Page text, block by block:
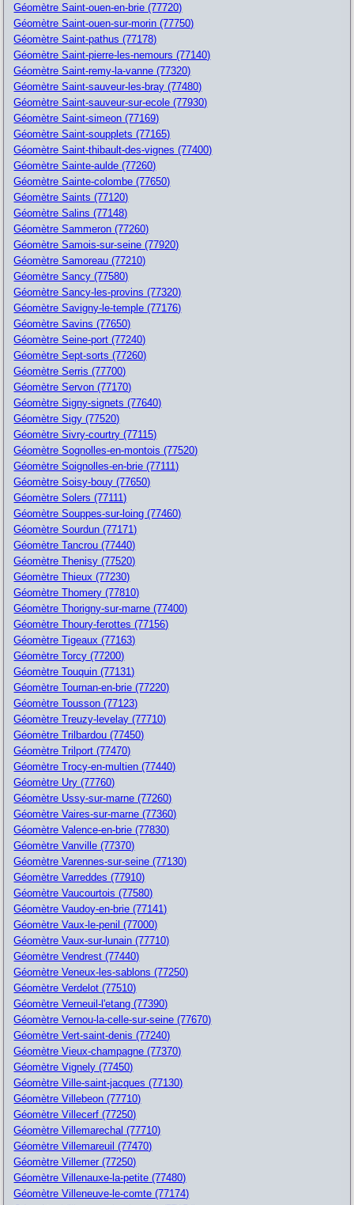
Géomètre Saint-ouen-en-brie (77720)
Géomètre Saint-ouen-sur-morin (77750)
Géomètre Saint-pathus (77178)
Géomètre Saint-pierre-les-nemours (77140)
Géomètre Saint-remy-la-vanne (77320)
Géomètre Saint-sauveur-les-bray (77480)
Géomètre Saint-sauveur-sur-ecole (77930)
Géomètre Saint-simeon (77169)
Géomètre Saint-soupplets (77165)
Géomètre Saint-thibault-des-vignes (77400)
Géomètre Sainte-aulde (77260)
Géomètre Sainte-colombe (77650)
Géomètre Saints (77120)
Géomètre Salins (77148)
Géomètre Sammeron (77260)
Géomètre Samois-sur-seine (77920)
Géomètre Samoreau (77210)
Géomètre Sancy (77580)
Géomètre Sancy-les-provins (77320)
Géomètre Savigny-le-temple (77176)
Géomètre Savins (77650)
Géomètre Seine-port (77240)
Géomètre Sept-sorts (77260)
Géomètre Serris (77700)
Géomètre Servon (77170)
Géomètre Signy-signets (77640)
Géomètre Sigy (77520)
Géomètre Sivry-courtry (77115)
Géomètre Sognolles-en-montois (77520)
Géomètre Soignolles-en-brie (77111)
Géomètre Soisy-bouy (77650)
Géomètre Solers (77111)
Géomètre Souppes-sur-loing (77460)
Géomètre Sourdun (77171)
Géomètre Tancrou (77440)
Géomètre Thenisy (77520)
Géomètre Thieux (77230)
Géomètre Thomery (77810)
Géomètre Thorigny-sur-marne (77400)
Géomètre Thoury-ferottes (77156)
Géomètre Tigeaux (77163)
Géomètre Torcy (77200)
Géomètre Touquin (77131)
Géomètre Tournan-en-brie (77220)
Géomètre Tousson (77123)
Géomètre Treuzy-levelay (77710)
Géomètre Trilbardou (77450)
Géomètre Trilport (77470)
Géomètre Trocy-en-multien (77440)
Géomètre Ury (77760)
Géomètre Ussy-sur-marne (77260)
Géomètre Vaires-sur-marne (77360)
Géomètre Valence-en-brie (77830)
Géomètre Vanville (77370)
Géomètre Varennes-sur-seine (77130)
Géomètre Varreddes (77910)
Géomètre Vaucourtois (77580)
Géomètre Vaudoy-en-brie (77141)
Géomètre Vaux-le-penil (77000)
Géomètre Vaux-sur-lunain (77710)
Géomètre Vendrest (77440)
Géomètre Veneux-les-sablons (77250)
Géomètre Verdelot (77510)
Géomètre Verneuil-l'etang (77390)
Géomètre Vernou-la-celle-sur-seine (77670)
Géomètre Vert-saint-denis (77240)
Géomètre Vieux-champagne (77370)
Géomètre Vignely (77450)
Géomètre Ville-saint-jacques (77130)
Géomètre Villebeon (77710)
Géomètre Villecerf (77250)
Géomètre Villemarechal (77710)
Géomètre Villemareuil (77470)
Géomètre Villemer (77250)
Géomètre Villenauxe-la-petite (77480)
Géomètre Villeneuve-le-comte (77174)